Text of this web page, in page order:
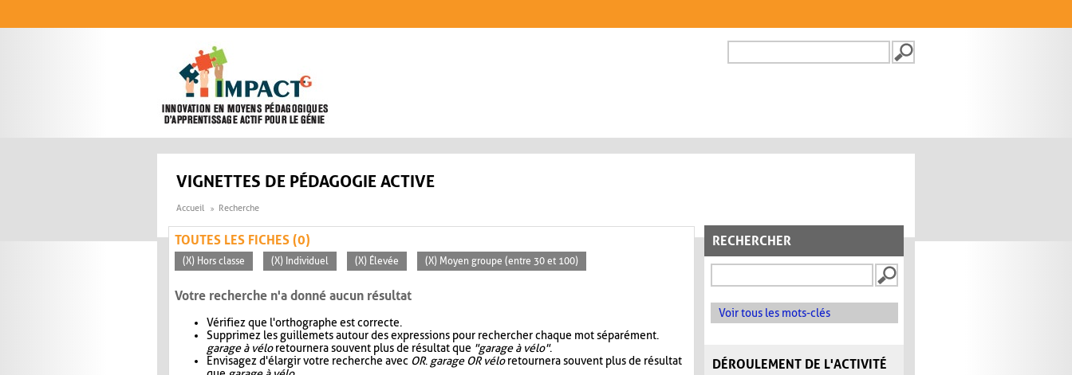
FORMULAIRE DE
VIGNETTES DE PÉDAGOGIE ACTIVE
Accueil Recherche
RECHERCHER
Voir tous les mots-clés
DÉROULEMENT DE L'ACTIVITÉ
TOUTES LES FICHES (0)
(X) Hors classe (X) Individuel (X) Élevée (X) Moyen groupe (entre 30 et 100)
Votre recherche n'a donné aucun résultat
Vérifiez que l'orthographe est correcte.
Supprimez les guillemets autour des expressions pour rechercher chaque mot séparément.
garage à véloretournera souvent plus de résultat que "garage à vélo".
Envisagez d'élargir votre recherche avec OR. garage OR véloretournera souvent plus de résultat